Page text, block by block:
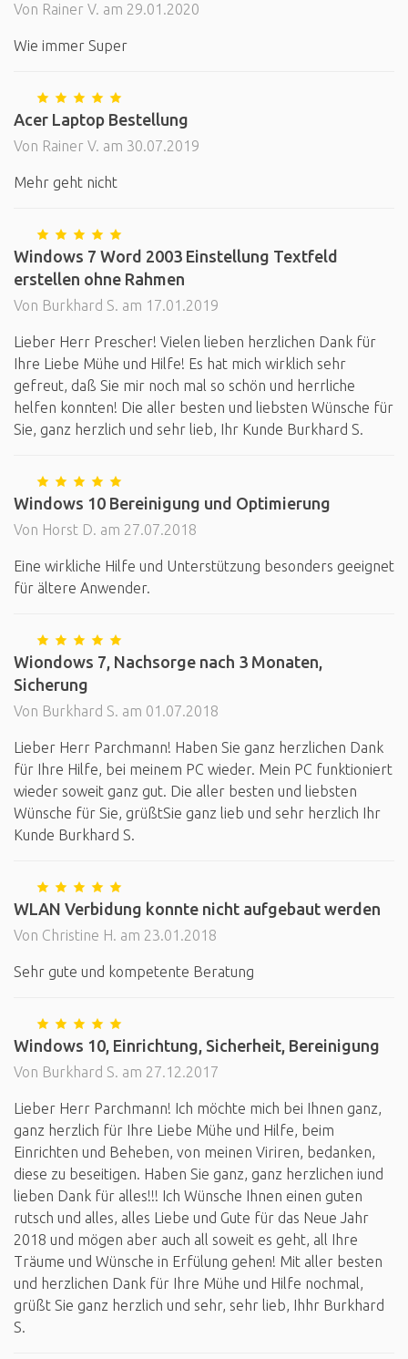
Von Rainer V. am 29.01.2020
Wie immer Super
Acer Laptop Bestellung
Von Rainer V. am 30.07.2019
Mehr geht nicht
Windows 7 Word 2003 Einstellung Textfeld
erstellen ohne Rahmen
Von Burkhard S. am 17.01.2019
Lieber Herr Prescher! Vielen lieben herzlichen Dank für
Ihre Liebe Mühe und Hilfe! Es hat mich wirklich sehr
gefreut, daß Sie mir noch mal so schön und herrliche
helfen konnten! Die aller besten und liebsten Wünsche für
Sie, ganz herzlich und sehr lieb, Ihr Kunde Burkhard S.
Windows 10 Bereinigung und Optimierung
Von Horst D. am 27.07.2018
Eine wirkliche Hilfe und Unterstützung besonders geeignet
für ältere Anwender.
Wiondows 7, Nachsorge nach 3 Monaten,
Sicherung
Von Burkhard S. am 01.07.2018
Lieber Herr Parchmann! Haben Sie ganz herzlichen Dank
für Ihre Hilfe, bei meinem PC wieder. Mein PC funktioniert
wieder soweit ganz gut. Die aller besten und liebsten
Wünsche für Sie, grüßtSie ganz lieb und sehr herzlich Ihr
Kunde Burkhard S.
WLAN Verbidung konnte nicht aufgebaut werden
Von Christine H. am 23.01.2018
Sehr gute und kompetente Beratung
Windows 10, Einrichtung, Sicherheit, Bereinigung
Von Burkhard S. am 27.12.2017
Lieber Herr Parchmann! Ich möchte mich bei Ihnen ganz,
ganz herzlich für Ihre Liebe Mühe und Hilfe, beim
Einrichten und Beheben, von meinen Viriren, bedanken,
diese zu beseitigen. Haben Sie ganz, ganz herzlichen iund
lieben Dank für alles!!! Ich Wünsche Ihnen einen guten
rutsch und alles, alles Liebe und Gute für das Neue Jahr
2018 und mögen aber auch all soweit es geht, all Ihre
Träume und Wünsche in Erfülung gehen! Mit aller besten
und herzlichen Dank für Ihre Mühe und Hilfe nochmal,
grüßt Sie ganz herzlich und sehr, sehr lieb, Ihhr Burkhard
S.